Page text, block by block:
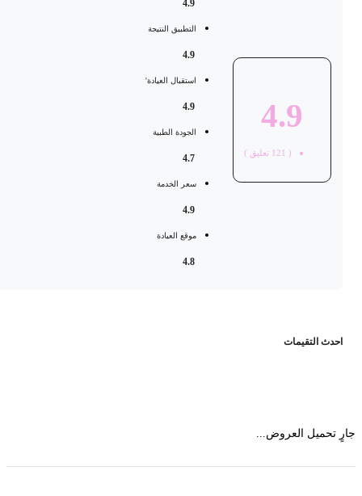
4.9
121 تعليق )
التطبيق النتيجة
استقبال العيادة'
الجودة الطبية
سعر الخدمة
موقع العيادة
التقيمات
تحميل العروض...